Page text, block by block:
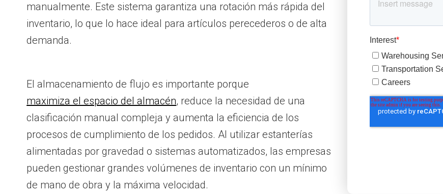
manualmente. Este sistema garantiza una rotación más rápida del
inventario, lo que lo hace ideal para artículos perecederos o de alta
demanda.
El almacenamiento de flujo es importante porque
maximiza el espacio del almacén, reduce la necesidad de una
clasificación manual compleja y aumenta la eficiencia de los
procesos de cumplimiento de los pedidos. Al utilizar estanterías
alimentadas por gravedad o sistemas automatizados, las empresas
pueden gestionar grandes volúmenes de inventario con un mínimo
de mano de obra y la máxima velocidad.